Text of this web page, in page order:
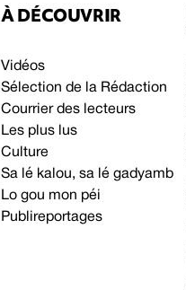
À DÉCOUVRIR
Vidéos
Sélection de la Rédaction
Courrier des lecteurs
Les plus lus
Culture
Sa lé kalou, sa lé gadyamb
Lo gou mon péi
Publireportages